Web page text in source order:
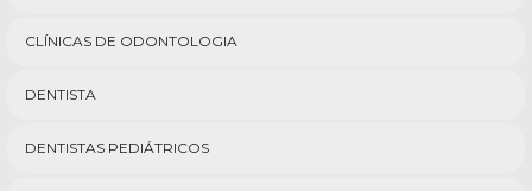
CLÍNICAS DE ODONTOLOGIA
DENTISTA
DENTISTAS PEDIÁTRICOS